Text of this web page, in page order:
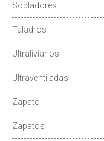
Sopladores
Taladros
Ultralivianos
Ultraventiladas
Zapato
Zapatos